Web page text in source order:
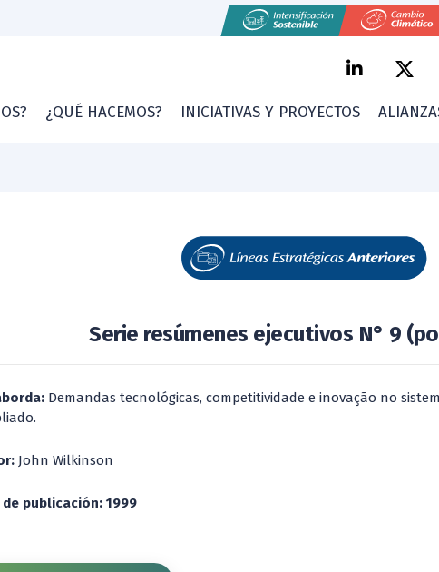
¿QUÉ HACEMOS? INICIATIVAS Y PROYECTOS
Serie resúmenes ejecutivos N° 9
Demandas tecnológicas, competitividade e inovação no
John Wilkinson
de publicación: 1999